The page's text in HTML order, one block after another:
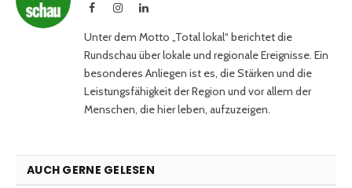
FacebookInstagramLinkedIn
Unter dem Motto „Total lokal“ berichtet die
Rundschau über lokale und regionale Ereignisse. Ein
besonderes Anliegen ist es, die Stärken und die
Leistungsfähigkeit der Region und vor allem der
Menschen, die hier leben, aufzuzeigen.
AUCH GERNE GELESEN